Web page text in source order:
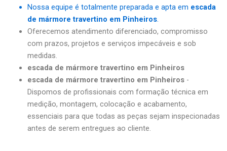
Nossa equipe é totalmente preparada e apta em escada
de mármore travertino em Pinheiros.
Oferecemos atendimento diferenciado, compromisso
com prazos, projetos e serviços impecáveis e sob
medidas.
escada de mármore travertino em Pinheiros
escada de mármore travertino em Pinheiros-
Dispomos de profissionais com formação técnica em
medição, montagem, colocação e acabamento,
essenciais para que todas as peças sejam inspecionadas
antes de serem entregues ao cliente.